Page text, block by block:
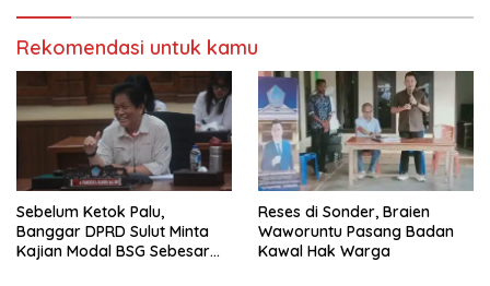
g
p
d
T
w
i
t
t
e
r
(
M
e
m
b
u
g
k
n
d
i
F
a
e
b
o
o
k
(
M
e
m
Rekomendasi untuk kamu
Sebelum Ketok Palu,
Banggar DPRD Sulut Minta
Kajian Modal BSG Sebesar
Reses di Sonder, Braien
Waworuntu Pasang Badan
Kawal Hak Warga